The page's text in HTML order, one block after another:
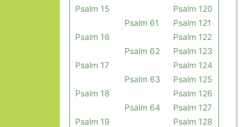
Psalm 15
Psalm 16
Psalm 17
Psalm 18
Psalm 19
Psalm 61
Psalm 62
Psalm 63
Psalm 64
Psalm 120
Psalm 121
Psalm 122
Psalm 123
Psalm 124
Psalm 125
Psalm 126
Psalm 127
Psalm 128